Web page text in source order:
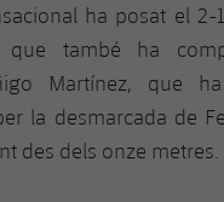
ha posat el 2-
que també ha
Martínez, que
la desmarcada de
des dels onze metres.